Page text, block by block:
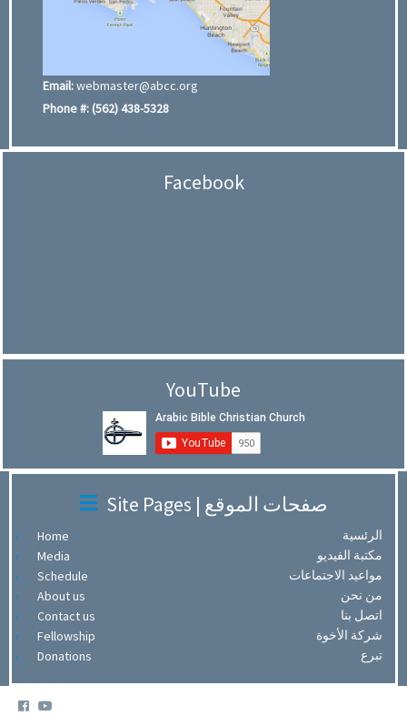
Email:webmaster@abcc.org
Phone #:(562) 438-5328
Facebook
YouTube
Site Pages | صفحات الموقع
Home
الرئسية
Media
مكتبة الفيديو
Schedule
مواعيد الاجتماعات
About us
من نحن
Contact us
اتصل بنا
Fellowship
شركة الأخوة
Donations
تبرع